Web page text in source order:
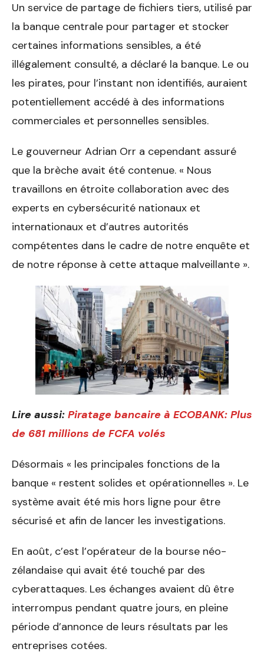
Un service de partage de fichiers tiers, utilisé par
la banque centrale pour partager et stocker
certaines informations sensibles, a été
illégalement consulté, a déclaré la banque. Le ou
les pirates, pour l’instant non identifiés, auraient
potentiellement accédé à des informations
commerciales et personnelles sensibles.
Le gouverneur Adrian Orr a cependant assuré
que la brèche avait été contenue. « Nous
travaillons en étroite collaboration avec des
experts en cybersécurité nationaux et
internationaux et d’autres autorités
compétentes dans le cadre de notre enquête et
de notre réponse à cette attaque malveillante ».
Lire aussi: Piratage bancaire à ECOBANK: Plus
de 681 millions de FCFA volés
Désormais « les principales fonctions de la
banque « restent solides et opérationnelles ». Le
système avait été mis hors ligne pour être
sécurisé et afin de lancer les investigations.
En août, c’est l’opérateur de la bourse néo-
zélandaise qui avait été touché par des
cyberattaques. Les échanges avaient dû être
interrompus pendant quatre jours, en pleine
période d’annonce de leurs résultats par les
entreprises cotées.